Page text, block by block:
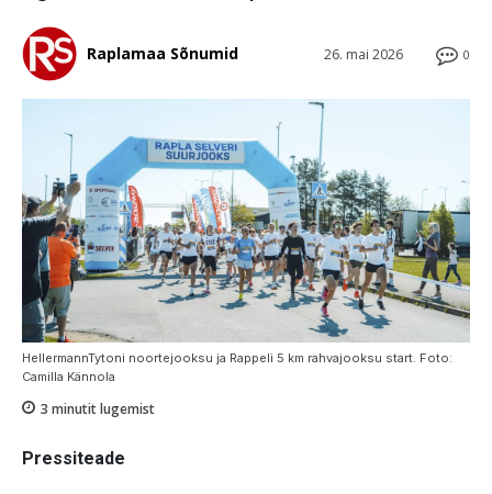
0
26. mai 2026
Raplamaa Sõnumid
HellermannTytoni noortejooksu ja Rappeli 5 km rahvajooksu start. Foto:
Camilla Kännola
3 minutit lugemist
Pressiteade